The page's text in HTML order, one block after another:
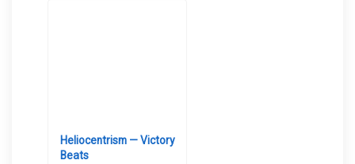
Heliocentrism — Victory
Beats